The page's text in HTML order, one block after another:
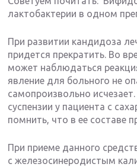
лактобактерии в одном
При развитии кандидоза
придется прекратить. Во
может наблюдаться
явление для больного не
самопроизвольно
суспензии у пациента с
помнить, что в ее составе
При приеме данного
с железосинеродистым